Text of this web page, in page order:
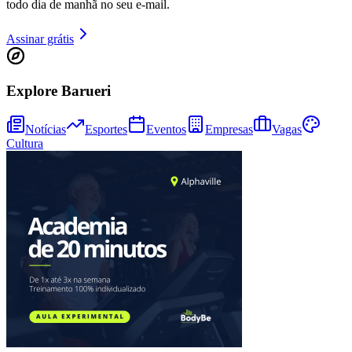
todo dia de manhã no seu e-mail.
Assinar grátis
Explore Barueri
Notícias Esportes Eventos Empresas
Vagas
Cultura